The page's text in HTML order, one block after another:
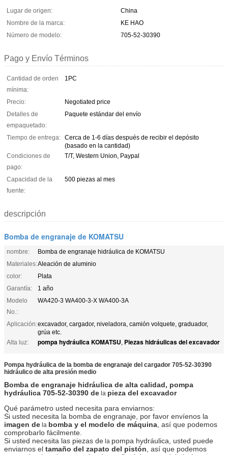
Lugar de origen:
China
Nombre de la marca:
KE HAO
Número de modelo:
705-52-30390
Pago y Envío Términos
Cantidad de orden
mínima:
1PC
Precio:
Negotiated price
Detalles de
empaquetado:
Paquete estándar del envío
Tiempo de entrega: Cerca de 1-6 días después de recibir el depósito
(basado en la cantidad)
Condiciones de
pago:
T/T, Western Union, Paypal
Capacidad de la
fuente:
500 piezas al mes
descripción
Bomba de engranaje de KOMATSU
nombre:
Bomba de engranaje hidráulica de KOMATSU
Materiales:Aleación de aluminio
color:
Plata
Garantía:
1 año
Modelo
No.:
WA420-3 WA400-3-X WA400-3A
Aplicación:excavador, cargador, niveladora, camión volquete, graduador,
grúa etc.
Alta luz:
pompa hydráulica KOMATSU, Piezas hidráulicas del excavador
Pompa hydráulica de la bomba de engranaje del cargador 705-52-30390
hidráulico de alta presión medio
Bomba de engranaje hidráulica de alta calidad, pompa
hydráulica 705-52-30390 de la pieza del excavador
Qué parámetro usted necesita para enviarnos:
Si usted necesita la bomba de engranaje, por favor envíenos la
imagen de la bomba y el modelo de máquina , así que podemos
comprobarlo fácilmente.
Si usted necesita las piezas de la pompa hydráulica, usted puede
enviarnos el tamaño del zapato del pistón , así que podemos